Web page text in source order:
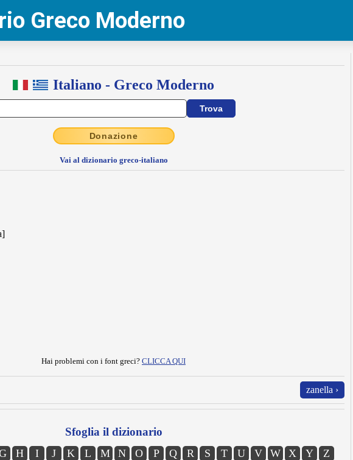
Greco Moderno
Italiano - Greco Moderno
Donazione
Vai al dizionario greco-italiano
Hai problemi con i font greci? CLICCA QUI
zanella ›
Sfoglia il dizionario
H I J K L M N O P Q R S T U V W X Y Z